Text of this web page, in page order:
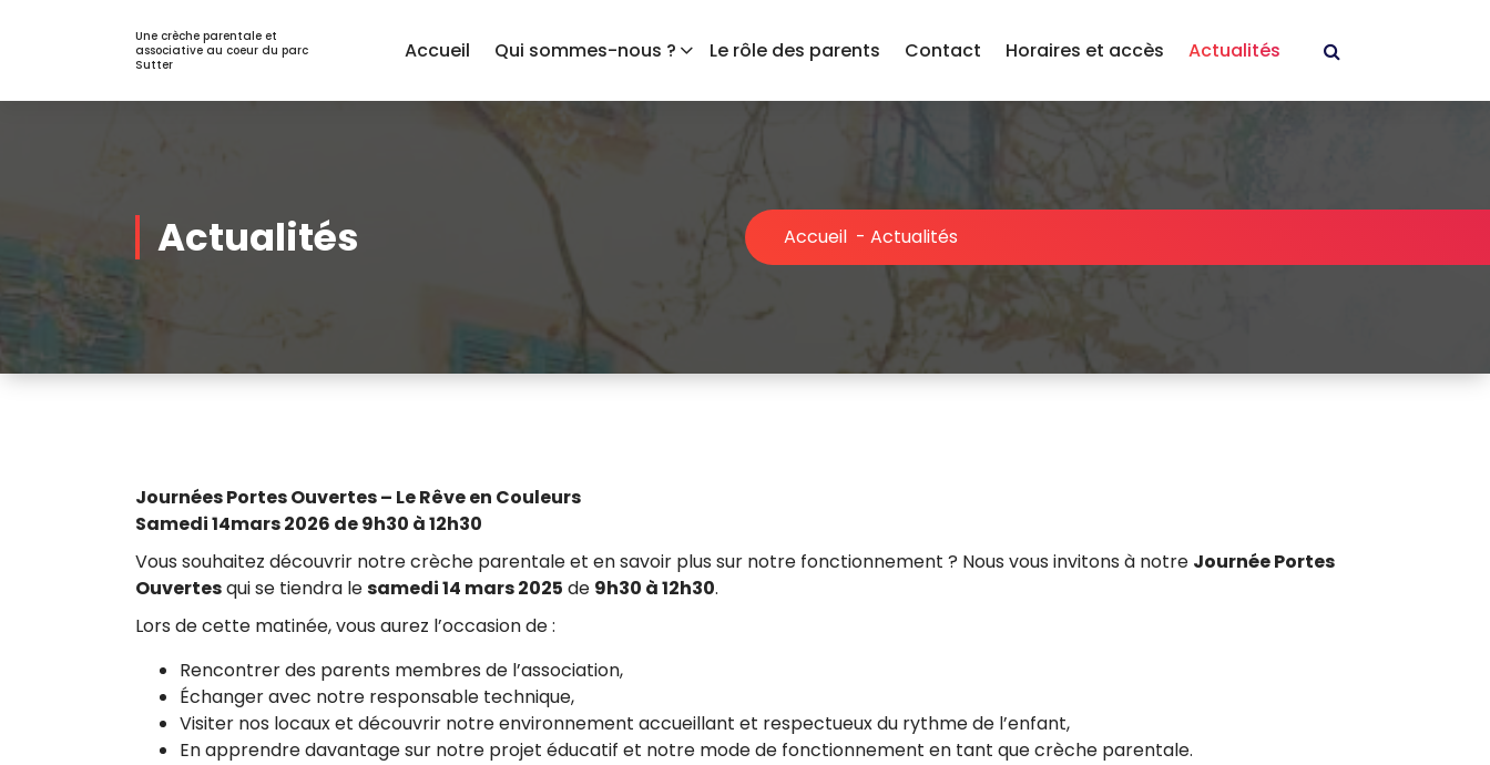
Une crèche parentale et
associative au coeur du parc
Sutter
Accueil Qui sommes-nous ? Le rôle des parents Contact Horaires et accès Actualités
Actualités Accueil - Actualités
Journées Portes Ouvertes – Le Rêve en Couleurs
Samedi 14mars 2026 de 9h30 à 12h30
Vous souhaitez découvrir notre crèche parentale et en savoir plus sur notre fonctionnement ? Nous vous invitons à notre Journée Portes
Ouvertesqui se tiendra lesamedi 14 mars 2025 de 9h30 à 12h30.
Lors de cette matinée, vous aurez l’occasion de :
Rencontrer des parents membres de l’association,
Échanger avec notre responsable technique,
Visiter nos locaux et découvrir notre environnement accueillant et respectueux du rythme de l’enfant,
En apprendre davantage sur notre projet éducatif et notre mode de fonctionnement en tant que crèche parentale.